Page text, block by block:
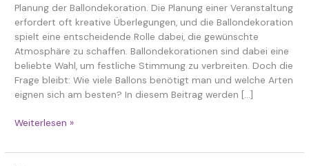
Planung der Ballondekoration. Die Planung einer Veranstaltung
erfordert oft kreative Überlegungen, und die Ballondekoration
spielt eine entscheidende Rolle dabei, die gewünschte
Atmosphäre zu schaffen. Ballondekorationen sind dabei eine
beliebte Wahl, um festliche Stimmung zu verbreiten. Doch die
Frage bleibt: Wie viele Ballons benötigt man und welche Arten
eignen sich am besten? In diesem Beitrag werden […]
benötigt
man?
Weiterlesen »